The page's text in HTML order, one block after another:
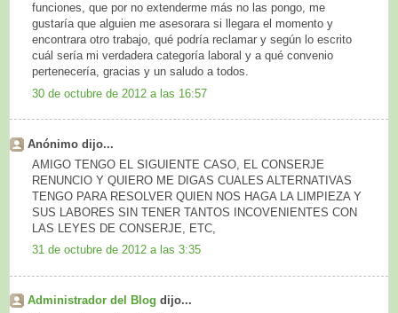
funciones, que por no extenderme más no las pongo, me
gustaría que alguien me asesorara si llegara el momento y
encontrara otro trabajo, qué podría reclamar y según lo escrito
cuál sería mi verdadera categoría laboral y a qué convenio
pertenecería, gracias y un saludo a todos.
30 de octubre de 2012 a las 16:57
Anónimo dijo...
AMIGO TENGO EL SIGUIENTE CASO, EL CONSERJE
RENUNCIO Y QUIERO ME DIGAS CUALES ALTERNATIVAS
TENGO PARA RESOLVER QUIEN NOS HAGA LA LIMPIEZA Y
SUS LABORES SIN TENER TANTOS INCOVENIENTES CON
LAS LEYES DE CONSERJE, ETC,
31 de octubre de 2012 a las 3:35
Administrador del Blog dijo...